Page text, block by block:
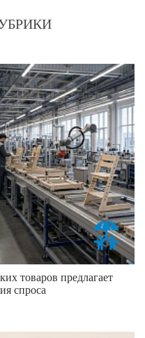
товаров предлагает
спроса